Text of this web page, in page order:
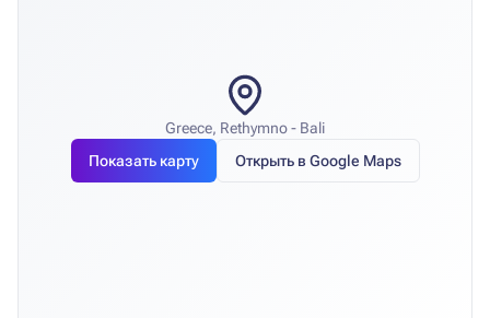
Greece, Rethymno - Bali
Показать карту
Открыть в Google Maps